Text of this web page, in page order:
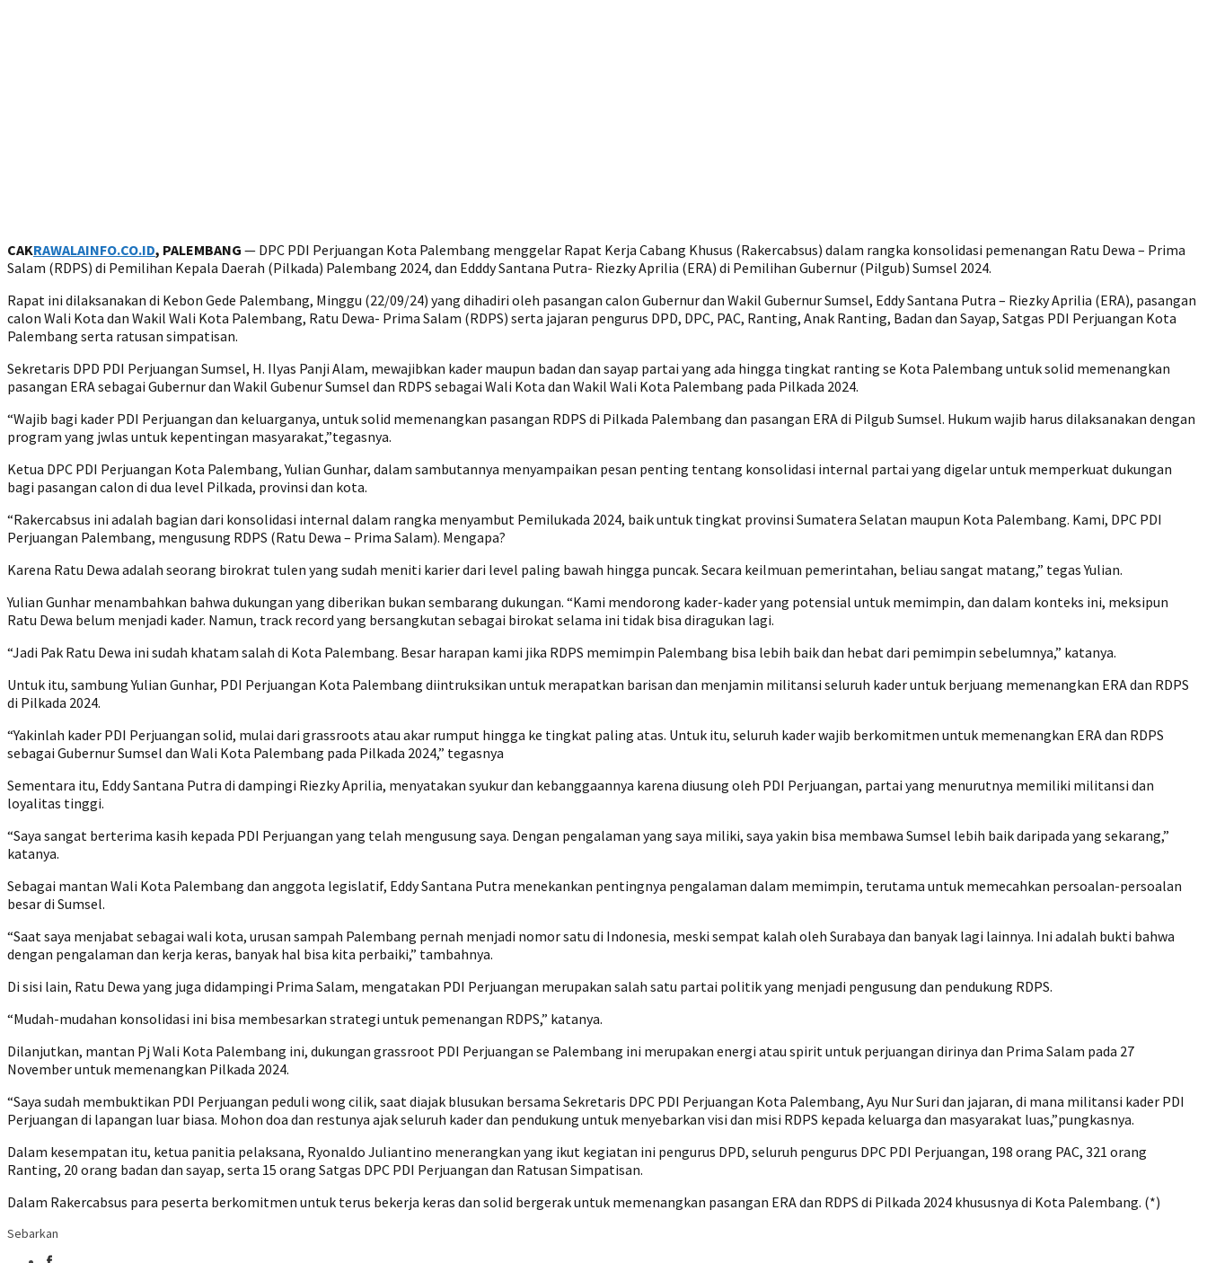
CAKRAWALAINFO.CO.ID, PALEMBANG — DPC PDI Perjuangan Kota Palembang menggelar Rapat Kerja Cabang Khusus (Rakercabsus) dalam rangka konsolidasi pemenangan Ratu Dewa – Prima
Salam (RDPS) di Pemilihan Kepala Daerah (Pilkada) Palembang 2024, dan Edddy Santana Putra- Riezky Aprilia (ERA) di Pemilihan Gubernur (Pilgub) Sumsel 2024.
Rapat ini dilaksanakan di Kebon Gede Palembang, Minggu (22/09/24) yang dihadiri oleh pasangan calon Gubernur dan Wakil Gubernur Sumsel, Eddy Santana Putra – Riezky Aprilia (ERA), pasangan
calon Wali Kota dan Wakil Wali Kota Palembang, Ratu Dewa- Prima Salam (RDPS) serta jajaran pengurus DPD, DPC, PAC, Ranting, Anak Ranting, Badan dan Sayap, Satgas PDI Perjuangan Kota
Palembang serta ratusan simpatisan.
Sekretaris DPD PDI Perjuangan Sumsel, H. Ilyas Panji Alam, mewajibkan kader maupun badan dan sayap partai yang ada hingga tingkat ranting se Kota Palembang untuk solid memenangkan
pasangan ERA sebagai Gubernur dan Wakil Gubenur Sumsel dan RDPS sebagai Wali Kota dan Wakil Wali Kota Palembang pada Pilkada 2024.
“Wajib bagi kader PDI Perjuangan dan keluarganya, untuk solid memenangkan pasangan RDPS di Pilkada Palembang dan pasangan ERA di Pilgub Sumsel. Hukum wajib harus dilaksanakan dengan
program yang jwlas untuk kepentingan masyarakat,”tegasnya.
Ketua DPC PDI Perjuangan Kota Palembang, Yulian Gunhar, dalam sambutannya menyampaikan pesan penting tentang konsolidasi internal partai yang digelar untuk memperkuat dukungan
bagi pasangan calon di dua level Pilkada, provinsi dan kota.
“Rakercabsus ini adalah bagian dari konsolidasi internal dalam rangka menyambut Pemilukada 2024, baik untuk tingkat provinsi Sumatera Selatan maupun Kota Palembang. Kami, DPC PDI
Perjuangan Palembang, mengusung RDPS (Ratu Dewa – Prima Salam). Mengapa?
Karena Ratu Dewa adalah seorang birokrat tulen yang sudah meniti karier dari level paling bawah hingga puncak. Secara keilmuan pemerintahan, beliau sangat matang,” tegas Yulian.
Yulian Gunhar menambahkan bahwa dukungan yang diberikan bukan sembarang dukungan. “Kami mendorong kader-kader yang potensial untuk memimpin, dan dalam konteks ini, meksipun
Ratu Dewa belum menjadi kader. Namun, track record yang bersangkutan sebagai birokat selama ini tidak bisa diragukan lagi.
“Jadi Pak Ratu Dewa ini sudah khatam salah di Kota Palembang. Besar harapan kami jika RDPS memimpin Palembang bisa lebih baik dan hebat dari pemimpin sebelumnya,” katanya.
Untuk itu, sambung Yulian Gunhar, PDI Perjuangan Kota Palembang diintruksikan untuk merapatkan barisan dan menjamin militansi seluruh kader untuk berjuang memenangkan ERA dan RDPS
di Pilkada 2024.
“Yakinlah kader PDI Perjuangan solid, mulai dari grassroots atau akar rumput hingga ke tingkat paling atas. Untuk itu, seluruh kader wajib berkomitmen untuk memenangkan ERA dan RDPS
sebagai Gubernur Sumsel dan Wali Kota Palembang pada Pilkada 2024,” tegasnya
Sementara itu, Eddy Santana Putra di dampingi Riezky Aprilia, menyatakan syukur dan kebanggaannya karena diusung oleh PDI Perjuangan, partai yang menurutnya memiliki militansi dan
loyalitas tinggi.
“Saya sangat berterima kasih kepada PDI Perjuangan yang telah mengusung saya. Dengan pengalaman yang saya miliki, saya yakin bisa membawa Sumsel lebih baik daripada yang sekarang,”
katanya.
Sebagai mantan Wali Kota Palembang dan anggota legislatif, Eddy Santana Putra menekankan pentingnya pengalaman dalam memimpin, terutama untuk memecahkan persoalan-persoalan
besar di Sumsel.
“Saat saya menjabat sebagai wali kota, urusan sampah Palembang pernah menjadi nomor satu di Indonesia, meski sempat kalah oleh Surabaya dan banyak lagi lainnya. Ini adalah bukti bahwa
dengan pengalaman dan kerja keras, banyak hal bisa kita perbaiki,” tambahnya.
Di sisi lain, Ratu Dewa yang juga didampingi Prima Salam, mengatakan PDI Perjuangan merupakan salah satu partai politik yang menjadi pengusung dan pendukung RDPS.
“Mudah-mudahan konsolidasi ini bisa membesarkan strategi untuk pemenangan RDPS,” katanya.
Dilanjutkan, mantan Pj Wali Kota Palembang ini, dukungan grassroot PDI Perjuangan se Palembang ini merupakan energi atau spirit untuk perjuangan dirinya dan Prima Salam pada 27
November untuk memenangkan Pilkada 2024.
“Saya sudah membuktikan PDI Perjuangan peduli wong cilik, saat diajak blusukan bersama Sekretaris DPC PDI Perjuangan Kota Palembang, Ayu Nur Suri dan jajaran, di mana militansi kader PDI
Perjuangan di lapangan luar biasa. Mohon doa dan restunya ajak seluruh kader dan pendukung untuk menyebarkan visi dan misi RDPS kepada keluarga dan masyarakat luas,”pungkasnya.
Dalam kesempatan itu, ketua panitia pelaksana, Ryonaldo Juliantino menerangkan yang ikut kegiatan ini pengurus DPD, seluruh pengurus DPC PDI Perjuangan, 198 orang PAC, 321 orang
Ranting, 20 orang badan dan sayap, serta 15 orang Satgas DPC PDI Perjuangan dan Ratusan Simpatisan.
Dalam Rakercabsus para peserta berkomitmen untuk terus bekerja keras dan solid bergerak untuk memenangkan pasangan ERA dan RDPS di Pilkada 2024 khususnya di Kota Palembang. (*)
Sebarkan